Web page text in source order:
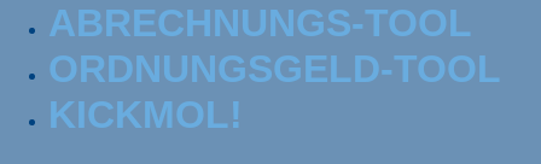
ABRECHNUNGS-TOOL
ORDNUNGSGELD-TOOL
KICKMOL!